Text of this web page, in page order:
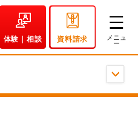
体験｜相談 資料請求